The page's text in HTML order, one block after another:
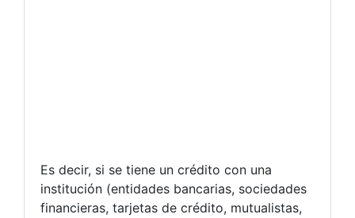
Es decir, si se tiene un crédito con una
institución (entidades bancarias, sociedades
financieras, tarjetas de crédito, mutualistas,